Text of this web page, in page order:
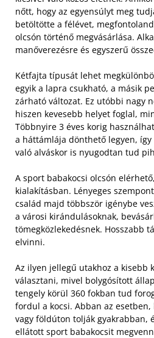
nőtt, hogy az egyensúlyt meg
betöltötte a félévet,
olcsón történő megvásárlása.
manőverezésre és egyszerű
Kétfajta típusát lehet
egyik a lapra csukható, a másik
zárható változat. Ez utóbbi nagy
hiszen kevesebb helyet foglal,
Többnyire 3 éves korig
a háttámlája dönthető legyen, így
való alváskor is nyugodtan tud
A sport babakocsi olcsón
kialakításban. Lényeges
család majd többször igénybe
a városi kirándulásoknak,
tömegközlekedésnek. Hosszabb
elvinni.
Az ilyen jellegű utakhoz a kisebb
választani, mivel bolygósított
tengely körül 360 fokban tud
fordul a kocsi. Abban az esetben,
vagy földúton tolják gyakrabban,
ellátott sport babakocsit